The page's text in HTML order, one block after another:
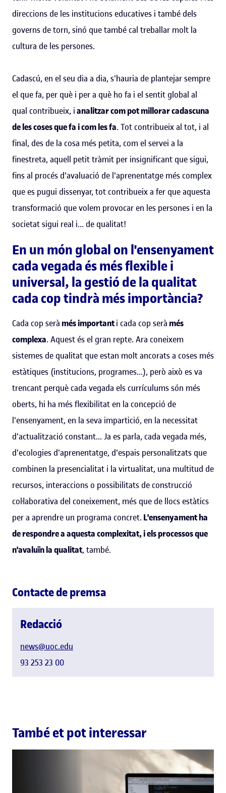
direccions de les institucions educatives i també dels
governs de torn, sinó que també cal treballar molt la
cultura de les persones.
Cadascú, en el seu dia a dia, s'hauria de plantejar sempre
el que fa, per què i per a què ho fa i el sentit global al
qual contribueix, ianalitzar com pot millorar cadascuna
de les coses que fa i com les fa. Tot contribueix al tot, i al
final, des de la cosa més petita, com el servei a la
finestreta, aquell petit tràmit per insignificant que sigui,
fins al procés d'avaluació de l'aprenentatge més complex
que es pugui dissenyar, tot contribueix a fer que aquesta
transformació que volem provocar en les persones i en la
societat sigui real i... de qualitat!
En un món global on l'ensenyament
cada vegada és més flexible i
universal, la gestió de la qualitat
cada cop tindrà més importància?
Cada cop serà més importanti cada cop serà més
complexa. Aquest és el gran repte. Ara coneixem
sistemes de qualitat que estan molt ancorats a coses més
estàtiques (institucions, programes...), però això es va
trencant perquè cada vegada els currículums són més
oberts, hi ha més flexibilitat en la concepció de
l'ensenyament, en la seva impartició, en la necessitat
d'actualització constant... Ja es parla, cada vegada més,
d'ecologies d'aprenentatge, d'espais personalitzats que
combinen la presencialitat i la virtualitat, una multitud de
recursos, interaccions o possibilitats de construcció
col·laborativa del coneixement, més que de llocs estàtics
per a aprendre un programa concret. L'ensenyament ha
de respondre a aquesta complexitat, i els processos que
n'avaluïn la qualitat, també.
Contacte de premsa
Redacció
news@uoc.edu
93 253 23 00
També et pot interessar